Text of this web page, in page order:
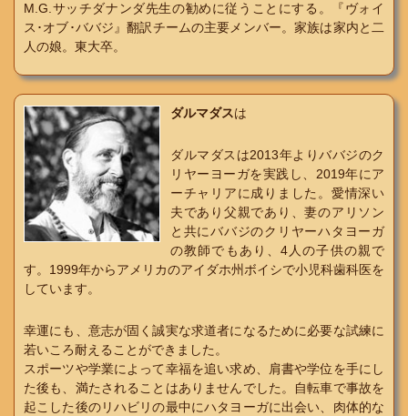
M.G.サッチダナンダ先生の勧めに従うことにする。『ヴォイ
ス･オブ･ババジ』翻訳チームの主要メンバー。家族は家内と二
人の娘。東大卒。
ダルマダスは
ダルマダスは2013年よりババジのク
リヤーヨーガを実践し、2019年にア
ーチャリアに成りました。愛情深い
夫であり父親であり、妻のアリソン
と共にババジのクリヤーハタヨーガ
の教師でもあり、4人の子供の親で
す。1999年からアメリカのアイダホ州ボイシで小児科歯科医を
しています。
幸運にも、意志が固く誠実な求道者になるために必要な試練に
若いころ耐えることができました。
スポーツや学業によって幸福を追い求め、肩書や学位を手にし
た後も、満たされることはありませんでした。自転車で事故を
起こした後のリハビリの最中にハタヨーガに出会い、肉体的な